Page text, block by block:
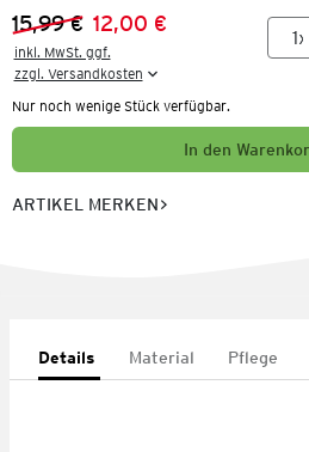
Vorheriger Preis:
15,99 €
Neuer Preis:
12,00 €
inkl. MwSt. ggf.
zzgl. Versandkosten
Nur noch wenige Stück verfügbar.
In den
ARTIKEL MERKEN
Details Material Pflege